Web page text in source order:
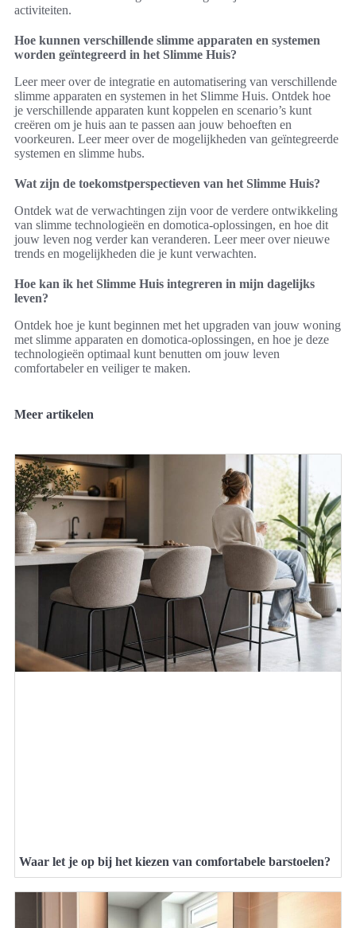
activiteiten.
Hoe kunnen verschillende slimme apparaten en systemen
worden geïntegreerd in het Slimme Huis?
Leer meer over de integratie en automatisering van verschillende
slimme apparaten en systemen in het Slimme Huis. Ontdek hoe
je verschillende apparaten kunt koppelen en scenario’s kunt
creëren om je huis aan te passen aan jouw behoeften en
voorkeuren. Leer meer over de mogelijkheden van geïntegreerde
systemen en slimme hubs.
Wat zijn de toekomstperspectieven van het Slimme Huis?
Ontdek wat de verwachtingen zijn voor de verdere ontwikkeling
van slimme technologieën en domotica-oplossingen, en hoe dit
jouw leven nog verder kan veranderen. Leer meer over nieuwe
trends en mogelijkheden die je kunt verwachten.
Hoe kan ik het Slimme Huis integreren in mijn dagelijks
leven?
Ontdek hoe je kunt beginnen met het upgraden van jouw woning
met slimme apparaten en domotica-oplossingen, en hoe je deze
technologieën optimaal kunt benutten om jouw leven
comfortabeler en veiliger te maken.
Meer artikelen
Waar let je op bij het kiezen van comfortabele barstoelen?